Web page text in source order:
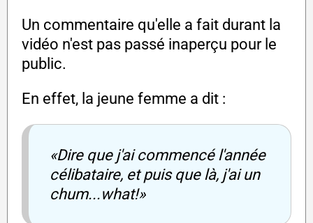
Un commentaire qu'elle a fait durant la
vidéo n'est pas passé inaperçu pour le
public.
En effet, la jeune femme a dit :
«Dire que j'ai commencé l'année
célibataire, et puis que là, j'ai un
chum...what!»